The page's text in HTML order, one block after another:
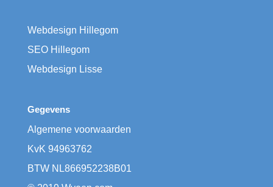
Webdesign Hillegom
SEO Hillegom
Webdesign Lisse
Gegevens
Algemene voorwaarden
KvK ​94963762
BTW ​NL866952238B01